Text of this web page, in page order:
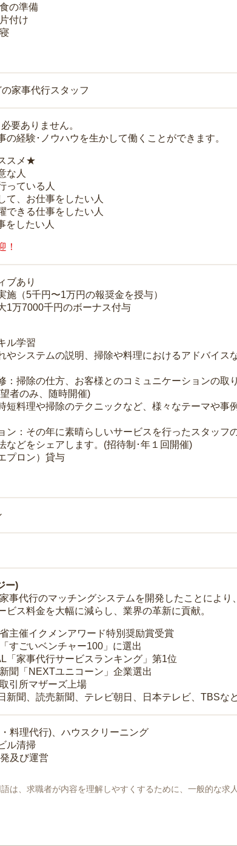
の準備
付け
家事代行スタッフ
要ありません。
の経験･ノウハウを生かして働くことができます。
スメ★
な人
っている人
て、お仕事をしたい人
できる仕事をしたい人
をしたい人
！
ブあり
施（5千円〜1万円の報奨金を授与）
1万7000千円のボーナス付与
ル学習
やシステムの説明、掃除や料理におけるアドバイス
：掃除の仕方、お客様とのコミュニケーションの
者のみ、随時開催)
短料理や掃除のテクニックなど、様々なテーマや事
ン：その年に素晴らしいサービスを行ったスタッ
などをシェアします。(招待制･年１回開催)
プロン）貸与
ー)
事代行のマッチングシステムを開発したことによ
ビス料金を大幅に減らし、業界の革新に貢献。
主催イクメンアワード特別奨励賞受賞
すごいベンチャー100」に選出
家事代行サービスランキング」第1位
聞「NEXTユニコーン」企業選出
引所マザーズ上場
新聞、読売新聞、テレビ朝日、日本テレビ、TBSな
料理代行)、ハウスクリーニング
ル清掃
及び運営
、求職者が内容を理解しやすくするために、一般的な求